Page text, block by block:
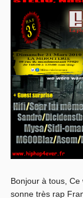
Bonjour à tous, Ce
sonne très rap